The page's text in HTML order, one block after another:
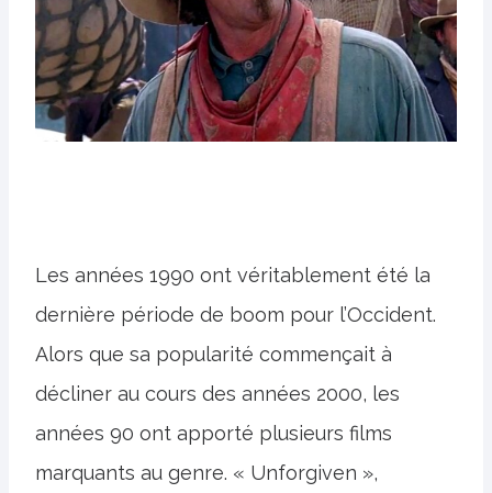
Les années 1990 ont véritablement été la
dernière période de boom pour l’Occident.
Alors que sa popularité commençait à
décliner au cours des années 2000, les
années 90 ont apporté plusieurs films
marquants au genre. « Unforgiven »,